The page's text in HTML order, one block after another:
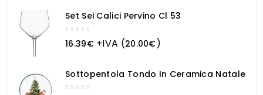
Set Sei Calici Pervino Cl 53
out
16.39€+IVA (20.00€)
Sottopentola Tondo In Ceramica Natale